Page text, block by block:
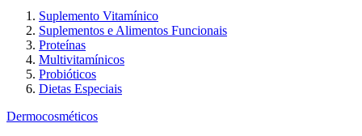
Suplemento Vitamínico
Suplementos e Alimentos Funcionais
Proteínas
Multivitamínicos
Probióticos
Dietas Especiais
Dermocosméticos